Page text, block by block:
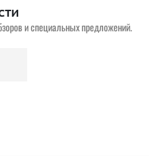
и специальных предложений.